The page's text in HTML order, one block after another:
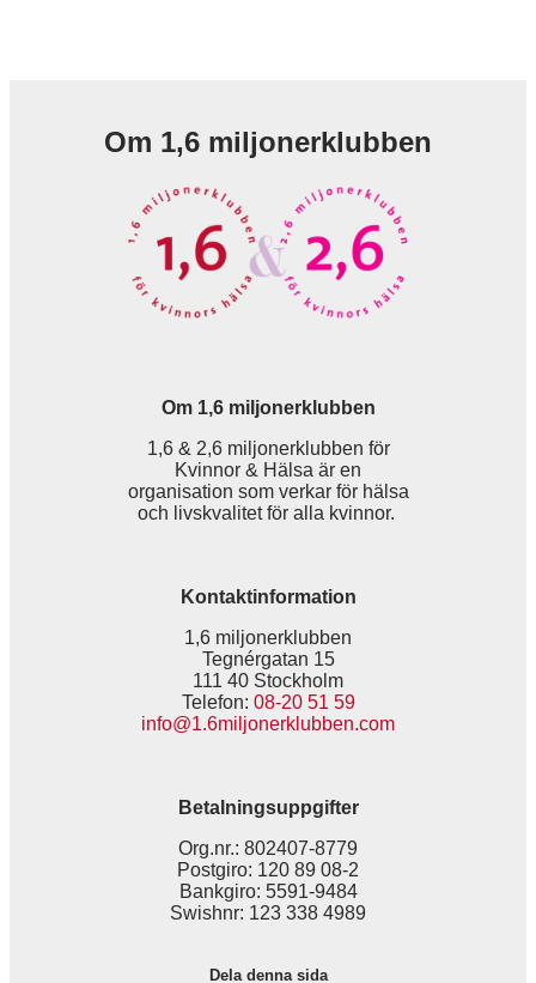
Om 1,6 miljonerklubben
Om 1,6 miljonerklubben
1,6 & 2,6 miljonerklubben för
Kvinnor & Hälsa är en
organisation som verkar för hälsa
och livskvalitet för alla kvinnor.
Kontaktinformation
1,6 miljonerklubben
Tegnérgatan 15
111 40 Stockholm
Telefon: 08-20 51 59
info@1.6miljonerklubben.com
Betalningsuppgifter
Org.nr.: 802407-8779
Postgiro: 120 89 08-2
Bankgiro: 5591-9484
Swishnr: 123 338 4989
Dela denna sida